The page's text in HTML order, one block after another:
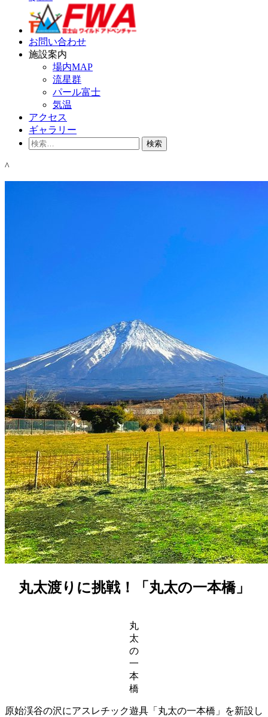
お問い合わせ
施設案内
場内MAP
流星群
パール富士
気温
アクセス
ギャラリー
検
^
丸太渡りに挑戦！「丸太の一本橋」
丸
太
の
一
本
橋
原始渓谷の沢にアスレチック遊具「丸太の一本橋」を新設し